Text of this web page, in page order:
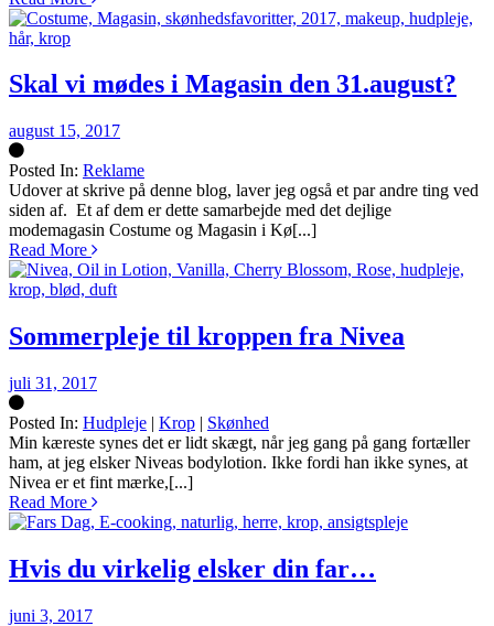
Skal vi mødes i Magasin den 31.august?
august 15, 2017
Posted In: Reklame
Silke
Udover at skrive på denne blog, laver jeg også et par andre ting ved
siden af. Et af dem er dette samarbejde med det dejlige
modemagasin Costume og Magasin i Kø[...]
Read More
Sommerpleje til kroppen fra Nivea
juli 31, 2017
Posted In: Hudpleje | Krop | Skønhed
Silke
Min kæreste synes det er lidt skægt, når jeg gang på gang fortæller
ham, at jeg elsker Niveas bodylotion. Ikke fordi han ikke synes, at
Nivea er et fint mærke,[...]
Read More
Hvis du virkelig elsker din far…
juni 3, 2017